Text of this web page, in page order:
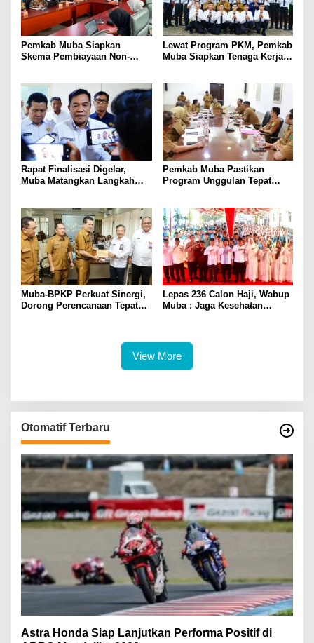
Pemkab Muba Siapkan
Skema Pembiayaan Non-
Lewat Program PKM, Pemkab
Muba Siapkan Tenaga Kerja
Rapat Finalisasi Digelar,
Muba Matangkan Langkah
Pemkab Muba Pastikan
Program Unggulan Tepat
Muba-BPKP Perkuat Sinergi,
Dorong Perencanaan Tepat
Lepas 236 Calon Haji, Wabup
Muba : Jaga Kesehatan
View More
Otomatif Terbaru
Astra Honda Siap Lanjutkan Performa Positif di